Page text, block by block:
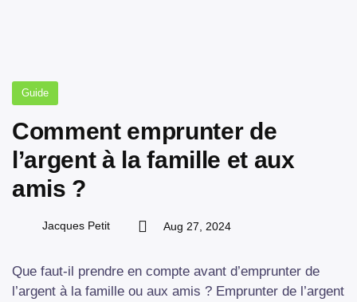
Guide
Comment emprunter de
l’argent à la famille et aux
amis ?
Jacques Petit Aug 27, 2024
Que faut-il prendre en compte avant d’emprunter de
l’argent à la famille ou aux amis ? Emprunter de l’argent